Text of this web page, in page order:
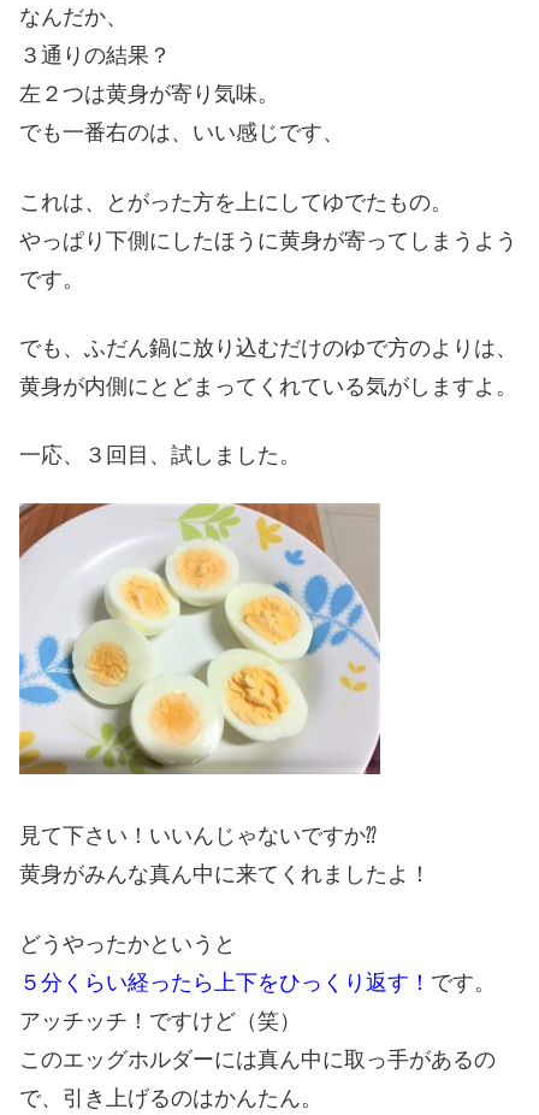
なんだか、
３通りの結果？
左２つは黄身が寄り気味。
でも一番右のは、いい感じです、
これは、とがった方を上にしてゆでたもの。
やっぱり下側にしたほうに黄身が寄ってしまうよう
です。
でも、ふだん鍋に放り込むだけのゆで方のよりは、
黄身が内側にとどまってくれている気がしますよ。
一応、３回目、試しました。
見て下さい！いいんじゃないですか⁇
黄身がみんな真ん中に来てくれましたよ！
どうやったかというと
５分くらい経ったら上下をひっくり返す！ です。
アッチッチ！ですけど（笑）
このエッグホルダーには真ん中に取っ手があるの
で、引き上げるのはかんたん。